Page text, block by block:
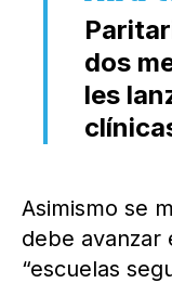
dos
les
Asimismo se
debe avanzar
“escuelas